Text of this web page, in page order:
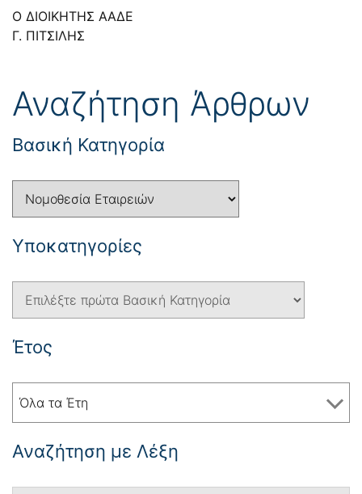
Ο ΔΙΟΙΚΗΤΗΣ ΑΑΔΕ
Γ. ΠΙΤΣΙΛΗΣ
Αναζήτηση Άρθρων
Βασική Κατηγορία
Yποκατηγορίες
Έτος
Όλα τα Έτη
Αναζήτηση με Λέξη